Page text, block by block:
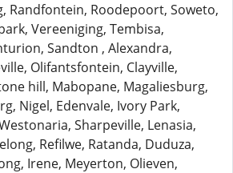
Randfontein, Roodepoort, Soweto,
Vereeniging, Tembisa,
Sandton , Alexandra,
Olifantsfontein, Clayville,
hill, Mabopane, Magaliesburg,
Nigel, Edenvale, Ivory Park,
Sharpeville, Lenasia,
Refilwe, Ratanda, Duduza,
Irene, Meyerton, Olieven,